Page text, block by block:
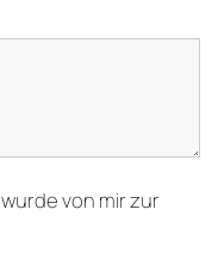
wurde von mir zur